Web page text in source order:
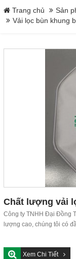
Trang chủ
Sản
Vải lọc bùn khung
Chất lượng vải
Công ty TNHH Đại Đồng
lượng cao, chúng tôi có
Xem Chi Tiết